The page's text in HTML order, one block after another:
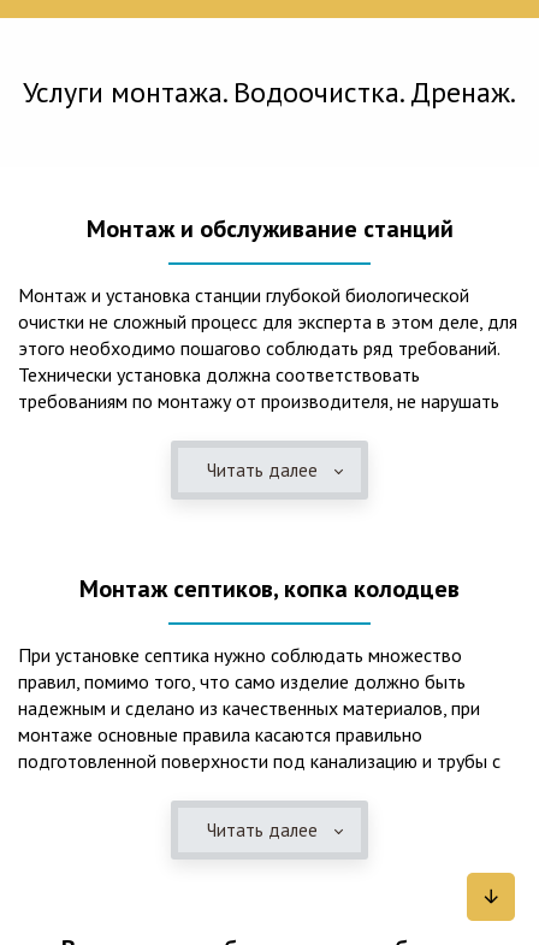
Услуги монтажа. Водоочистка. Дренаж.
Монтаж и обслуживание станций
Монтаж и установка станции глубокой биологической
очистки не сложный процесс для эксперта в этом деле, для
этого необходимо пошагово соблюдать ряд требований.
Технически установка должна соответствовать
требованиям по монтажу от производителя, не нарушать
представления о требованиях ПУЭ, ведь не качественный
монтаж может привезти не только к выходу из строя
вод – самый эффективный способ из всех существующих
оборудования вода может применяться для хозяйственных
нужд и полива огорода, а остатки ила при чистке могут
стать эффективным удобрением. Нет необходимости
тратить средства на ассенизаторскую машину. Системы
монтируются при минимуме земляных работ, без грязи и
заезда крупной техники, даже при очень высоком уровне
грунтовых вод. Служат до 50 и более лет при уникальной
необходимо удалять ил, самостоятельно или с помощью
Читать далее
Монтаж септиков, копка колодцев
При установке септика нужно соблюдать множество
правил, помимо того, что само изделие должно быть
надежным и сделано из качественных материалов, при
монтаже основные правила касаются правильно
подготовленной поверхности под канализацию и трубы с
Мы установим Вам емкости для фильтрации и отстаивания
сточных вод по технологиям, не приводящим к загрязнению
Читать далее